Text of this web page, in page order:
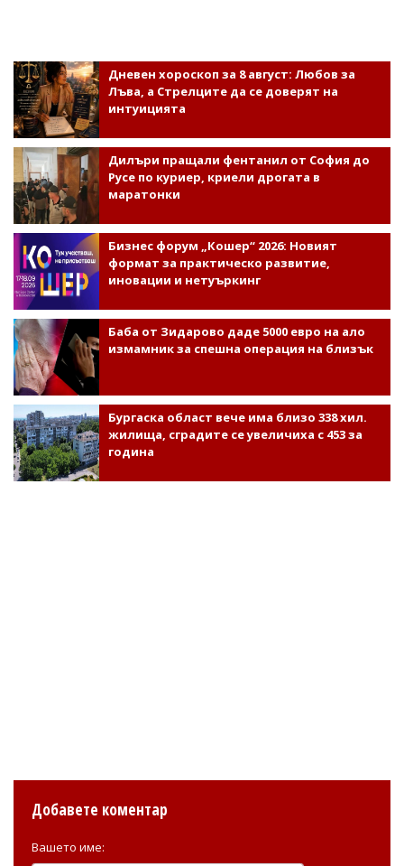
Дневен хороскоп за 8 август: Любов за
Лъва, а Стрелците да се доверят на
интуицията
Дилъри пращали фентанил от София до
Русе по куриер, криели дрогата в
маратонки
Бизнес форум „Кошер“ 2026: Новият
формат за практическо развитие,
иновации и нетуъркинг
Баба от Зидарово даде 5000 евро на ало
измамник за спешна операция на близък
Бургаска област вече има близо 338 хил.
жилища, сградите се увеличиха с 453 за
година
Добавете коментар
Вашето име: